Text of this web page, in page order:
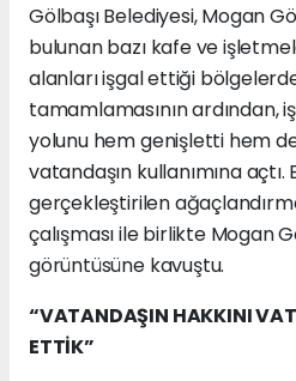
Gölbaşı Belediyesi, Mogan
bulunan bazı kafe ve
alanları işgal ettiği
tamamlamasının ardından,
yolunu hem genişletti hem
vatandaşın kullanımına açtı.
gerçekleştirilen
çalışması ile birlikte Mogan
görüntüsüne kavuştu.
“VATANDAŞIN HAKKINI
ETTİK”